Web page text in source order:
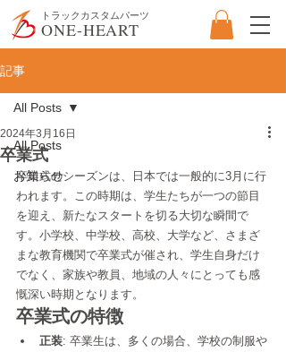
ONE-HEART
​トラックカスタムパーツ
記事
All Posts
お知らせ
All Posts
卒業式
2024年3月16日
卒業式のシーズンは、日本では一般的に3月に行
われます。この時期は、学生たちが一つの節目
を迎え、新たなスタートを切る大切な瞬間で
す。小学校、中学校、高校、大学など、さまざ
まな教育機関で卒業式が催され、学生自身だけ
でなく、家族や教員、地域の人々にとっても感
慨深い時期となります。
卒業式の特徴
正装: 卒業生は、多くの場合、学校の制服や